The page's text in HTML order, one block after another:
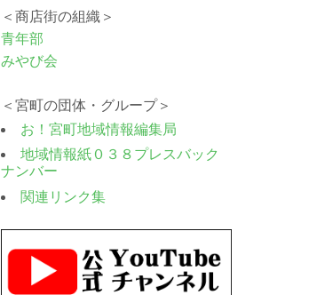
＜商店街の組織＞
青年部
みやび会
＜宮町の団体・グループ＞
お！宮町地域情報編集局
地域情報紙０３８プレスバック
ナンバー
関連リンク集